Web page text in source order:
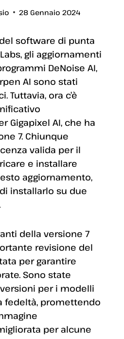
28 Gennaio 2024
software di punta
gli aggiornamenti
DeNoise AI,
AI sono stati
Tuttavia, ora c’è
Gigapixel AI, che ha
7. Chiunque
valida per il
e installare
aggiornamento,
installarlo su due
della versione 7
revisione del
per garantire
Sono state
per i modelli
fedeltà, promettendo
per alcune